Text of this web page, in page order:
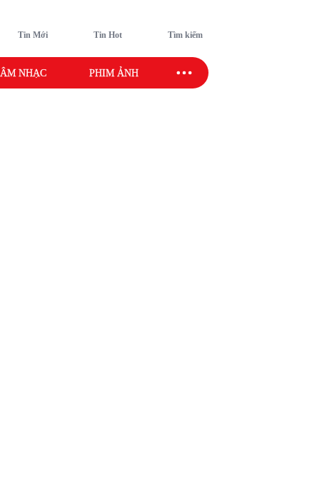
Tin Mới Tin Hot Tìm kiếm
ÂM NHẠC PHIM ẢNH SAO SPORT